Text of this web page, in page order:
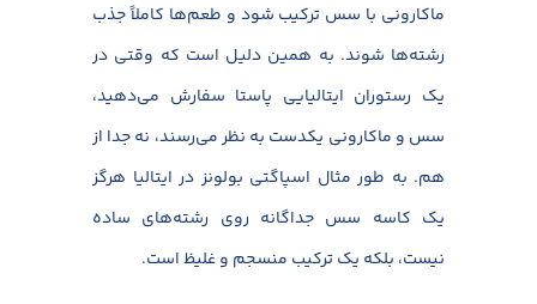
ماکارونی با سس ترکیب شود و طعم‌ها کاملاً جذب
رشته‌ها شوند. به همین دلیل است که وقتی در
یک رستوران ایتالیایی پاستا سفارش می‌دهید،
سس و ماکارونی یکدست به نظر می‌رسند، نه جدا از
هم. به طور مثال اسپاگتی بولونز در ایتالیا هرگز
یک کاسه سس جداگانه روی رشته‌های ساده
نیست، بلکه یک ترکیب منسجم و غلیظ است.